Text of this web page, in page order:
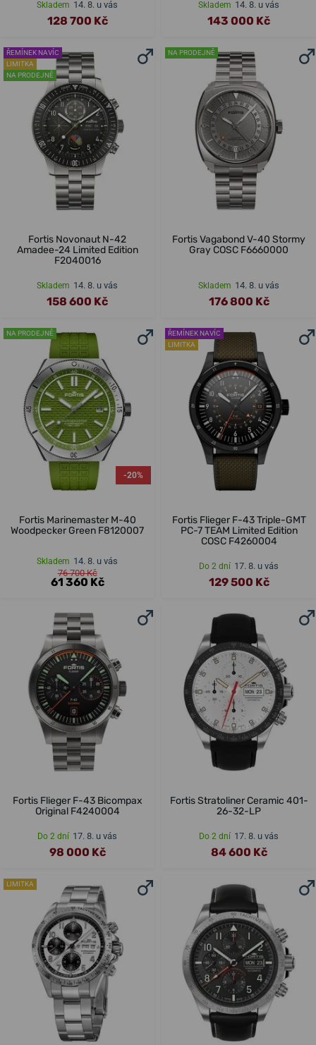
Skladem 14. 8. u vás
128 700 Kč
Skladem 14. 8. u vás
143 000 Kč
ŘEMÍNEK NAVÍC
LIMITKA
NA PRODEJNĚ
Fortis Novonaut N-42
Amadee-24 Limited Edition
F2040016
Skladem 14. 8. u vás
158 600 Kč
NA PRODEJNĚ
Fortis Vagabond V-40 Stormy
Gray COSC F6660000
Skladem 14. 8. u vás
176 800 Kč
NA PRODEJNĚ
-20%
Fortis Marinemaster M-40
Woodpecker Green F8120007
Skladem 14. 8. u vás
76 700 Kč
61 360 Kč
ŘEMÍNEK NAVÍC
LIMITKA
Fortis Flieger F-43 Triple-GMT
PC-7 TEAM Limited Edition
COSC F4260004
Do 2 dní 17. 8. u vás
129 500 Kč
Fortis Flieger F-43 Bicompax
Original F4240004
Do 2 dní 17. 8. u vás
98 000 Kč
Fortis Stratoliner Ceramic 401-
26-32-LP
Do 2 dní 17. 8. u vás
84 600 Kč
LIMITKA